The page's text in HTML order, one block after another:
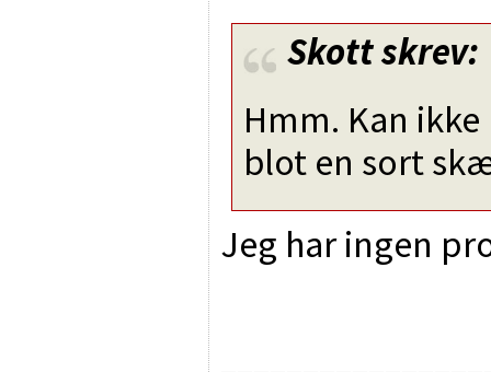
Skottskrev:
Hmm. Kan
blot en sort
Jeg har ingen